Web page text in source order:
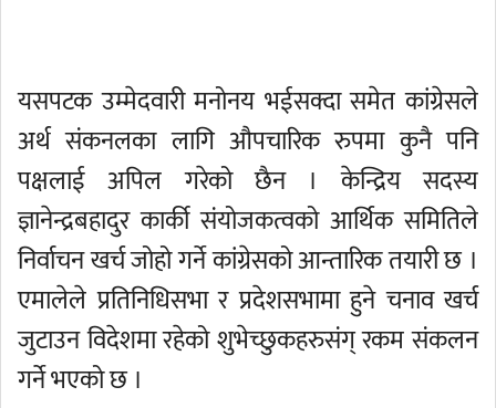
यसपटक उम्मेदवारी मनोनय भईसक्दा समेत कांग्रेसले
अर्थ संकनलका लागि औपचारिक रुपमा कुनै पनि
पक्षलाई अपिल गरेको छैन । केन्द्रिय सदस्य
ज्ञानेन्द्रबहादुर कार्की संयोजकत्वको आर्थिक समितिले
निर्वाचन खर्च जोहो गर्ने कांग्रेसको आन्तारिक तयारी छ ।
एमालेले प्रतिनिधिसभा र प्रदेशसभामा हुने चनाव खर्च
जुटाउन विदेशमा रहेको शुभेच्छुकहरुसंग् रकम संकलन
गर्ने भएको छ ।